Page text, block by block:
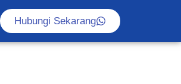
Hubungi Sekarang